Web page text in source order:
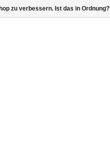
zu verbessern. Ist das in Ordnung?